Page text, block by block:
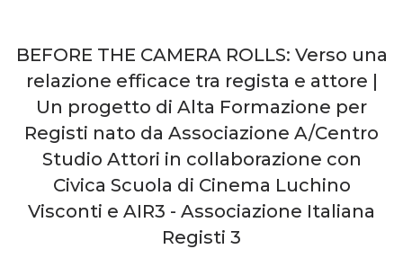
BEFORE THE CAMERA ROLLS: Verso una
relazione efficace tra regista e attore |
Un progetto di Alta Formazione per
Registi nato da Associazione A/Centro
Studio Attori in collaborazione con
Civica Scuola di Cinema Luchino
Visconti e AIR3 - Associazione Italiana
Registi 3